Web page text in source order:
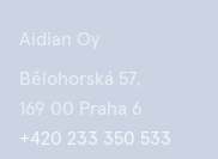
Aidian Oy
Bělohorská 57,
169 00 Praha 6
+420 233 350 533